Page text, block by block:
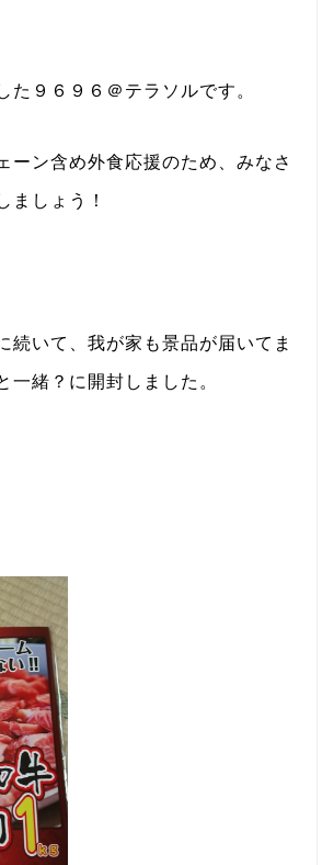
た９６９６＠テラソルです。
ーン含め外食応援のため、みなさ
ましょう！
続いて、我が家も景品が届いてま
一緒？に開封しました。